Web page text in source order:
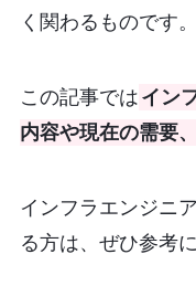
く関わるものです。
この記事では イン
内容や現在の需要
インフラエンジニ
る方は、ぜひ参考